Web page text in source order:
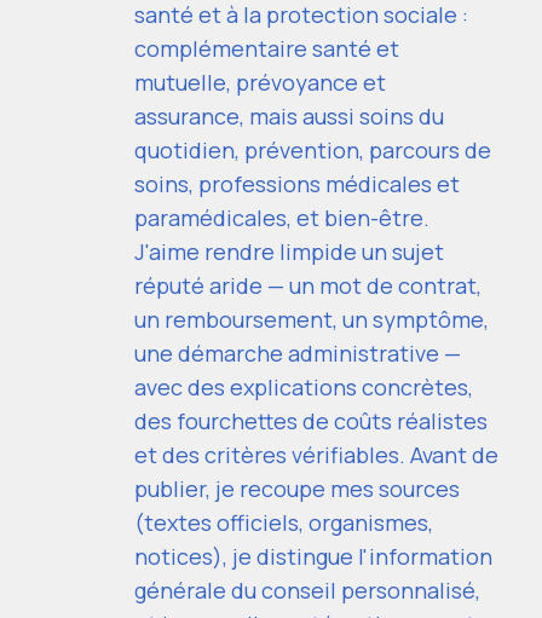
santé et à la protection sociale :
complémentaire santé et
mutuelle, prévoyance et
assurance, mais aussi soins du
quotidien, prévention, parcours de
soins, professions médicales et
paramédicales, et bien-être.
J'aime rendre limpide un sujet
réputé aride — un mot de contrat,
un remboursement, un symptôme,
une démarche administrative —
avec des explications concrètes,
des fourchettes de coûts réalistes
et des critères vérifiables. Avant de
publier, je recoupe mes sources
(textes officiels, organismes,
notices), je distingue l'information
générale du conseil personnalisé,